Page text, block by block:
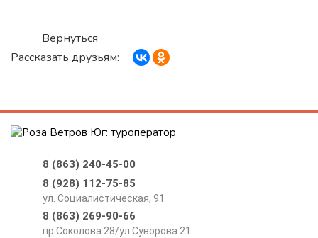
Вернуться
Рассказать друзьям:
8 (863) 240-45-00
8 (928) 112-75-85
ул. Социалистическая, 91
8 (863) 269-90-66
пр.Соколова 28/ул.Суворова 21